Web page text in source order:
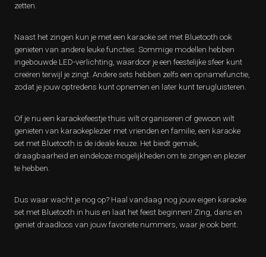
zetten.
Naast het zingen kun je met een karaoke set met Bluetooth ook
genieten van andere leuke functies. Sommige modellen hebben
ingebouwde LED-verlichting, waardoor je een feestelijke sfeer kunt
creëren terwijl je zingt. Andere sets hebben zelfs een opnamefunctie,
zodat je jouw optredens kunt opnemen en later kunt terugluisteren.
Of je nu een karaokefeestje thuis wilt organiseren of gewoon wilt
genieten van karaokeplezier met vrienden en familie, een karaoke
set met Bluetooth is de ideale keuze. Het biedt gemak,
draagbaarheid en eindeloze mogelijkheden om te zingen en plezier
te hebben.
Dus waar wacht je nog op? Haal vandaag nog jouw eigen karaoke
set met Bluetooth in huis en laat het feest beginnen! Zing, dans en
geniet draadloos van jouw favoriete nummers, waar je ook bent.